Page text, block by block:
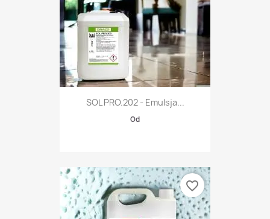
SOL PRO.202 - Emulsja...
Od
favorite_border